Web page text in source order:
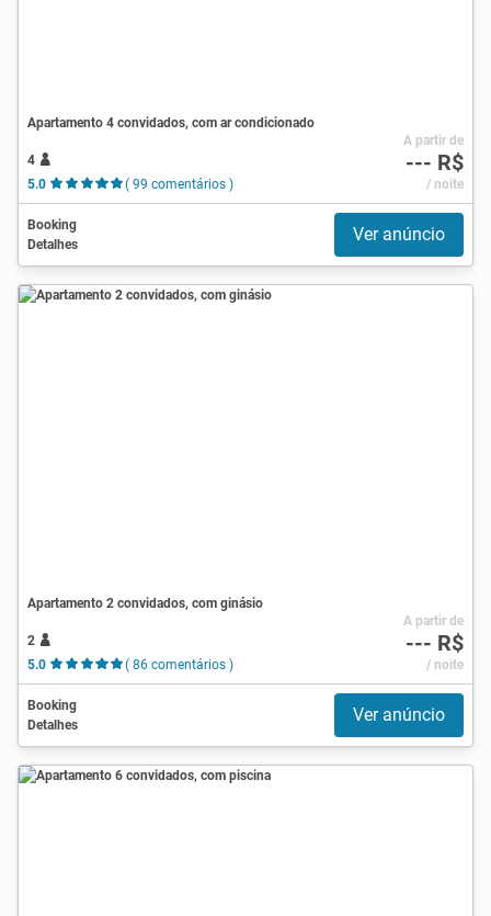
Apartamento 4 convidados, com ar condicionado
4
5.0
( 99 comentários )
A partir de
--- R$
/ noite
Booking
Detalhes
Ver anúncio
Apartamento 2 convidados, com ginásio
2
5.0
( 86 comentários )
A partir de
--- R$
/ noite
Booking
Detalhes
Ver anúncio